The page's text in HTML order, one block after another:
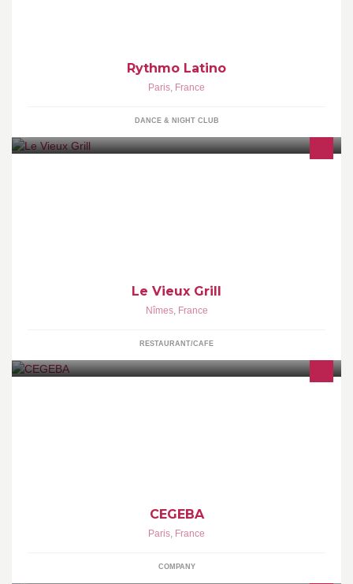
Rythmo Latino
Paris, France
DANCE & NIGHT CLUB
Le Vieux Grill
Nîmes, France
RESTAURANT/CAFE
CEGEBA
Paris, France
COMPANY